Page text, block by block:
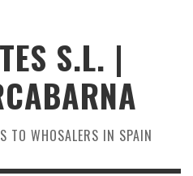
S.L. |
TO WHOSALERS IN SPAIN